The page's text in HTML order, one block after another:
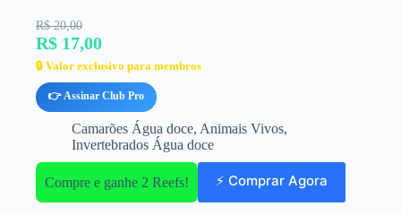
R$ 20,00
R$ 17,00
🔒 Valor exclusivo para membros
👉 Assinar Club Pro
Camarões Água doce, Animais Vivos,
Invertebrados Água doce
Compre e ganhe 2 Reefs! ⚡ Comprar Agora